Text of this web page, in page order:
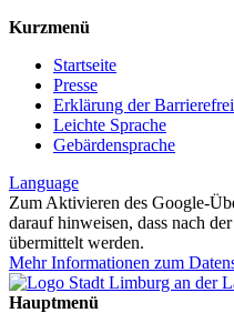
Kurzmenü
Startseite
Presse
Erklärung der
Leichte Sprache
Gebärdensprache
Language
Zum Aktivieren des Google-
darauf hinweisen, dass nach
übermittelt werden.
Mehr Informationen zum
Hauptmenü